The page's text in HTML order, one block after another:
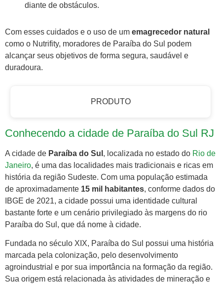
diante de obstáculos.
Com esses cuidados e o uso de um emagrecedor natural
como o Nutrifity, moradores de Paraíba do Sul podem
alcançar seus objetivos de forma segura, saudável e
duradoura.
PRODUTO
Conhecendo a cidade de Paraíba do Sul RJ
A cidade de Paraíba do Sul , localizada no estado do Rio de
Janeiro, é uma das localidades mais tradicionais e ricas em
história da região Sudeste. Com uma população estimada
de aproximadamente 15 mil habitantes, conforme dados do
IBGE de 2021, a cidade possui uma identidade cultural
bastante forte e um cenário privilegiado às margens do rio
Paraíba do Sul, que dá nome à cidade.
Fundada no século XIX, Paraíba do Sul possui uma história
marcada pela colonização, pelo desenvolvimento
agroindustrial e por sua importância na formação da região.
Sua origem está relacionada às atividades de mineração e